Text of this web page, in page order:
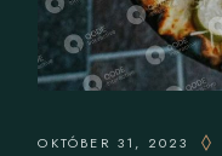
OKTÓBER 31, 2023